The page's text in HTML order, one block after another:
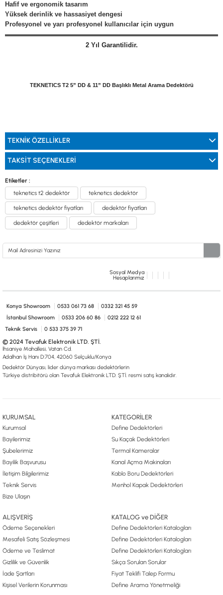
Hafif ve ergonomik tasarım
Yüksek derinlik ve hassasiyet dengesi
Profesyonel ve yarı profesyonel kullanıcılar için uygun
2 Yıl Garantilidir.
TEKNETICS T2 5” DD & 11” DD Başlıklı Metal Arama Dedektörü
TEKNİK ÖZELLİKLER
TAKSIT SEÇENEKLERI
Etiketler :
teknetics t2 dedektör
teknetics dedektör
teknetics dedektör fiyatları dedektör fiyatları
dedektör çeşitleri dedektör markaları
Sosyal Medya
Hesaplarımız
Konya Showroom 0533 061 73 68
0332 321 45 59
İstanbul Showroom
0533 206 60 86
0212 222 12 61
Teknik Servis
0 533 375 39 71
© 2024 Tevafuk Elektronik LTD. ŞTİ.
İhsaniye Mahallesi, Vatan Cd.
Adalhan İş Hanı D:704, 42060 Selçuklu/Konya
Dedektör Dünyası, lider dünya markası dedektörlerin
Türkiye distribitörü olan Tevafuk Elektronik LTD. ŞTİ. resmi satış kanalıdır.
KURUMSAL
Kurumsal
Bayilerimiz
Şubelerimiz
Bayilik Başvurusu
İletişim Bilgilerimiz
Teknik Servis
Bize Ulaşın
KATEGORİLER
Define Dedektörleri
Su Kaçak Dedektörleri
Termal Kameralar
Kanal Açma Makinaları
Kablo Boru Dedektörleri
Menhol Kapak Dedektörleri
ALIŞVERİŞ
Ödeme Seçenekleri
Mesafeli Satış Sözleşmesi
Ödeme ve Teslimat
Gizlilik ve Güvenlik
İade Şartları
Kişisel Verilerin Korunması
KATALOG ve DİĞER
Define Dedektörleri Katalogları
Define Dedektörleri Katalogları
Define Dedektörleri Katalogları
Sıkça Sorulan Sorular
Fiyat Teklifi Talep Formu
Define Arama Yönetmeliği